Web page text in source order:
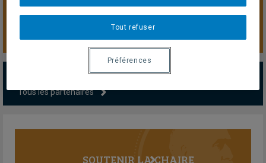
SOUTENIR LA CHAIRE
PARTENAIRES MAJEURS
Tous les partenaires
SOUTENIR LA CHAIRE
Tout refuser
Préférences